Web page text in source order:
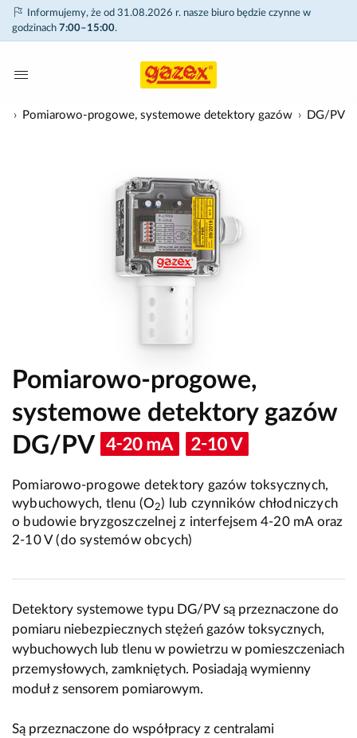
Informujemy, że od 31.08.2026 r. nasze biuro będzie czynne w
godzinach 7:00–15:00.
Pomiarowo-progowe, systemowe detektory gazów DG/PV
Pomiarowo-progowe,
systemowe detektory gazów
DG/PV
Pomiarowo-progowe detektory gazów toksycznych,
wybuchowych, tlenu (O2) lub czynników chłodniczych
o budowie bryzgoszczelnej z interfejsem 4-20 mA oraz
2-10 V (do systemów obcych)
Detektory systemowe typu DG/PV są przeznaczone do
pomiaru niebezpiecznych stężeń gazów toksycznych,
wybuchowych lub tlenu w powietrzu w pomieszczeniach
przemysłowych, zamkniętych. Posiadają wymienny
moduł z sensorem pomiarowym.
Są przeznaczone do współpracy z centralami